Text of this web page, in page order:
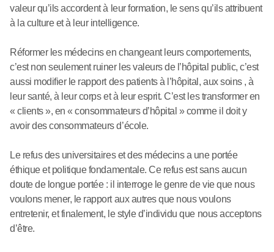
valeur qu’ils accordent à leur formation, le sens qu’ils attribuent
à la culture et à leur intelligence.
Réformer les médecins en changeant leurs comportements,
c’est non seulement ruiner les valeurs de l’hôpital public, c’est
aussi modifier le rapport des patients à l’hôpital, aux soins , à
leur santé, à leur corps et à leur esprit. C’est les transformer en
« clients », en « consommateurs d’hôpital » comme il doit y
avoir des consommateurs d’école.
Le refus des universitaires et des médecins a une portée
éthique et politique fondamentale. Ce refus est sans aucun
doute de longue portée : il interroge le genre de vie que nous
voulons mener, le rapport aux autres que nous voulons
entretenir, et finalement, le style d’individu que nous acceptons
d’être.